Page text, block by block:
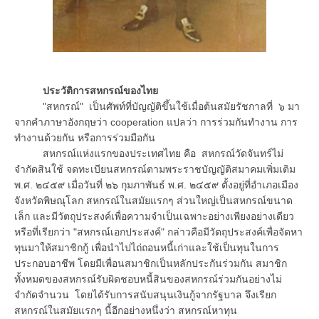
ประวัติการสหกรณ์ของไทย
"สหกรณ์" เป็นศัพท์ที่บัญญัติขึ้นใช้เมื่อต้นสมัยรัชกาลที่ ๖ มา
จากคำภาษาอังกฤษว่า cooperation แปลว่า การร่วมกันทำงาน การ
ทำงานด้วยกัน หรือการร่วมมือกัน
สหกรณ์แห่งแรกของประเทศไทย คือ สหกรณ์วัดจันทร์ไม่
จำกัดสินใช้ จดทะเบียนสหกรณ์ตามพระราชบัญญัติสมาคมเพิ่มเติม
พ.ศ. ๒๔๕๙ เมื่อวันที่ ๒๖ กุมภาพันธ์ พ.ศ. ๒๔๕๙ ตั้งอยู่ที่อำเภอเมือง
จังหวัดพิษณุโลก สหกรณ์ในสมัยแรกๆ ส่วนใหญ่เป็นสหกรณ์ขนาด
เล็ก และมีวัตถุประสงค์เพื่อความจำเป็นเฉพาะอย่างเพียงอย่างเดียว
หรือที่เรียกว่า "สหกรณ์เอกประสงค์" กล่าวคือมีวัตถุประสงค์เพื่อจัดหา
ทุนมาให้สมาชิกกู้ เพื่อนำไปไถ่ถอนหนี้เก่าและใช้เป็นทุนในการ
ประกอบอาชีพ โดยมีเพื่อนสมาชิกเป็นหลักประกันร่วมกัน สมาชิก
ทั้งหมดของสหกรณ์รับผิดชอบหนี้สินของสหกรณ์ร่วมกันอย่างไม่
จำกัดจำนวน โดยได้รับการสนับสนุนเงินกู้จากรัฐบาล จึงเรียก
สหกรณ์ในสมัยแรกๆ นี้อีกอย่างหนึ่งว่า สหกรณ์หาทุน